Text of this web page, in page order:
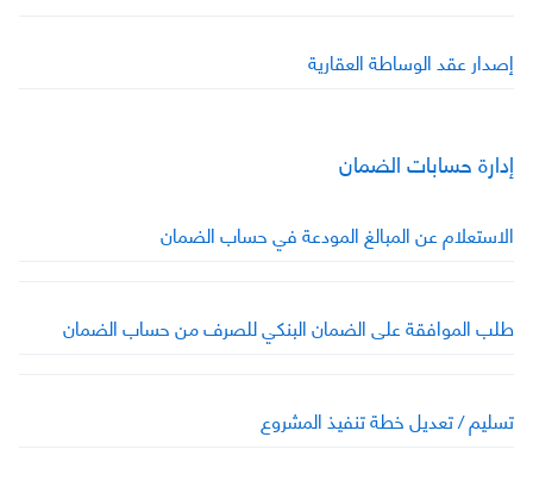
إصدار عقد الوساطة العقارية
إدارة حسابات الضمان
الاستعلام عن المبالغ المودعة في حساب الضمان
طلب الموافقة على الضمان البنكي للصرف من حساب الضمان
تسليم / تعديل خطة تنفيذ المشروع